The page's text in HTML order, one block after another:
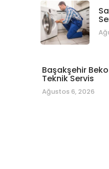
Başakşehir
Teknik Servis
Ağustos 6, 2026